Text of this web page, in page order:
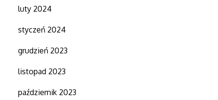
luty 2024
styczeń 2024
grudzień 2023
listopad 2023
październik 2023